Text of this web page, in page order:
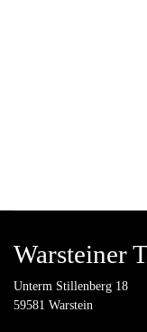
Warsteiner
Unterm Stillenberg 18
59581 Warstein